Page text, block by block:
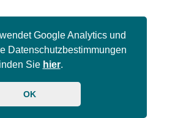
Google Analytics und
Datenschutzbestimmungen
Sie hier.
OK